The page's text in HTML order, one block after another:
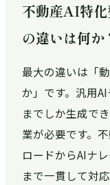
不動産AI特
の違いは何か
最大の違いは「
か」です。汎用
までしか生成で
業が必要です。
ロードからAIナ
まで一貫して対